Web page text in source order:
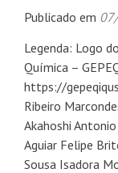
Publicado em
Legenda: Logo
Química –
https://
Ribeiro
Akahoshi
Aguiar Felipe
Sousa Isadora